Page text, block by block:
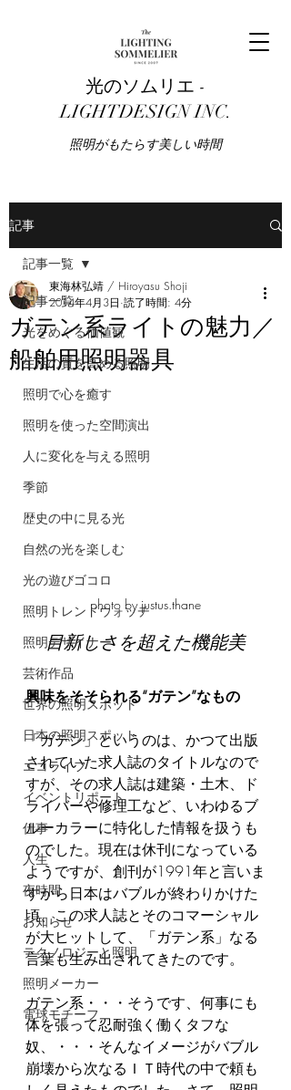
光のソムリエ -
LIGHTDESIGN INC.
​照明がもたらす美しい時間
記事
記事一覧
光をめぐる価値観
生活の質を高める照明
照明で心を癒す
照明を使った空間演出
人に変化を与える照明
季節
歴史の中に見る光
自然の光を楽しむ
光の遊びゴコロ
照明トレンドウォッチ
照明デザイナー
芸術作品
世界の照明スポット
日本の照明スポット
エコライフ
イベントリポート
仕事
人生
夜時間
お知らせ
テクノロジーと照明
照明メーカー
電球モチーフ
記事一覧
ガテン系ライトの魅力／
船舶用照明器具
東海林弘靖 / Hiroyasu Shoji
2014年4月3日 読了時間: 4分
photo by justus.thane
目新しさを超えた機能美
興味をそそられる“ガテン”なもの
「ガテン」というのは、かつて出版
されていた求人誌のタイトルなので
すが、その求人誌は建築・土木、ド
ライバーや修理工など、いわゆるブ
ルーカラーに特化した情報を扱うも
のでした。現在は休刊になっている
ようですが、創刊が1991年と言いま
すから日本はバブルが終わりかけた
頃、この求人誌とそのコマーシャル
が大ヒットして、「ガテン系」なる
言葉も生み出されてきたのです。
ガテン系・・・そうです、何事にも
体を張って忍耐強く働くタフな
奴、・・・そんなイメージがバブル
崩壊から次なるＩＴ時代の中で頼も